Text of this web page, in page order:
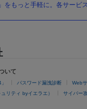
をもっと手軽に。各サービ
いて
パスワード漏洩診断 Web
リティ byイエラエ） サイバー